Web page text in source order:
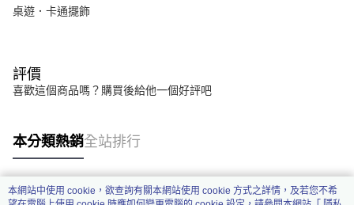
桌遊．卡通擺飾
評價
喜歡這個商品嗎？購買後給他一個好評吧
本分類熱銷全站排行
本網站中使用 cookie，欲查詢有關本網站使用 cookie 方式之詳情，及若您不希